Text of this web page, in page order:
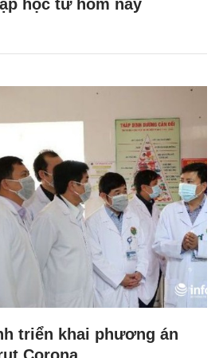
học từ hôm nay
triển khai phương án